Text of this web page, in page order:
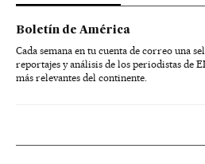
Boletín de América
Cada semana en tu cuenta de correo una
reportajes y análisis de los periodistas de
más relevantes del continente.